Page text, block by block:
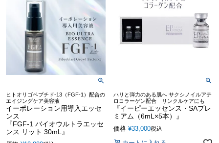
ヒトオリゴペプチド-13（FGF-1）配合の
エイジングケア美容液
イーポレーション用導入エッセ
ンス
『FGF-1 バイオウルトラエッセ
ンス リット 30mL』
ハリと弾力のある肌へ サクシノイルアテ
ロコラーゲン配合 リンクルケアにも
『イーピーエッセンス・SAプレ
ミアム（6mL×5本）』
価格 ¥33,000税込